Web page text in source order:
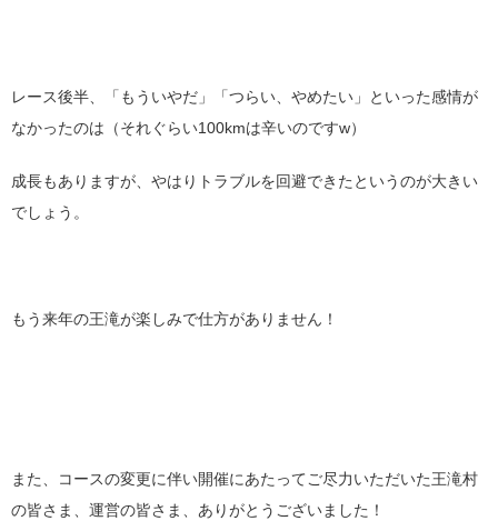
レース後半、「もういやだ」「つらい、やめたい」といった感情が
なかったのは（それぐらい100kmは辛いのですw）
成長もありますが、やはりトラブルを回避できたというのが大きい
でしょう。
もう来年の王滝が楽しみで仕方がありません！
また、コースの変更に伴い開催にあたってご尽力いただいた王滝村
の皆さま、運営の皆さま、ありがとうございました！